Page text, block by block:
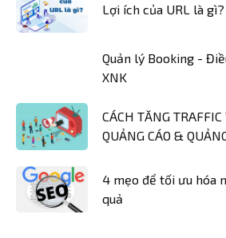
Lợi ích của URL là gì?
Quản lý Booking -
XNK
CÁCH TĂNG
QUẢNG CÁO &
4 mẹo để tối ưu hóa
quả